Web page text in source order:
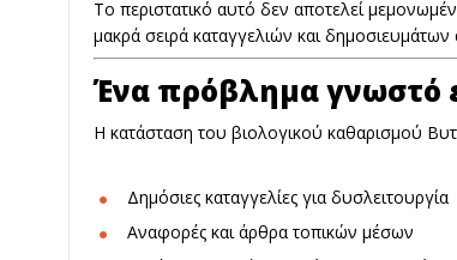
Το περιστατικό αυτό δεν αποτελεί
μακρά σειρά καταγγελιών και
Ένα πρόβλημα γνωστό
Η κατάσταση του βιολογικού καθαρισμού
Δημόσιες καταγγελίες για δυσλειτουργία
Αναφορές και άρθρα τοπικών μέσων